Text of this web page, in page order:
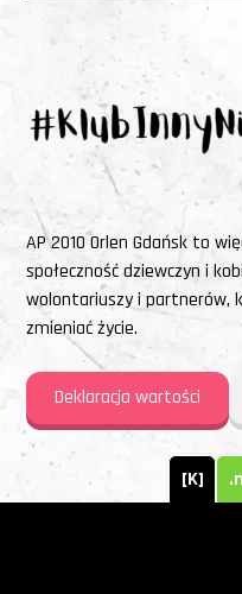
[K]
AP 2010 Orlen Gdańsk to
społeczność dziewczyn i
wolontariuszy i partnerów,
zmieniać życie.
Deklaracja wartości
Terminarz i tabela